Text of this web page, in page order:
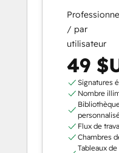
/ par
utilisateur
49
Signatures
Nombre
Flux de
Chambres
Tableaux